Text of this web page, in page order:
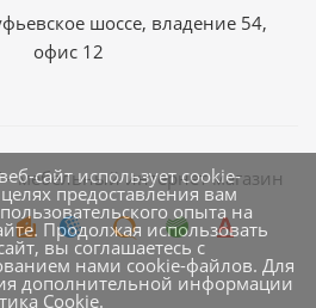
шоссе, владение 54,
офис 12
мебельный интернет магазин
сайт использует cookie-
предоставления вам
опыта на
Продолжая использовать
вы соглашаетесь с
нами cookie-файлов. Для
дополнительной информации
Cookie.